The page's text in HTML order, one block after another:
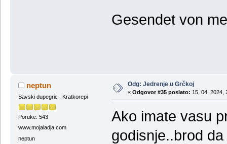
Gesendet von
neptun
Savski dupegric . Kratkorepi
Poruke: 543
www.mojaladja.com
neptun
Odg: Jedrenje u Grčkoj
« Odgovor #35 poslato: 15, 04, 2024,
Ako imate vasu
godisnje..brod